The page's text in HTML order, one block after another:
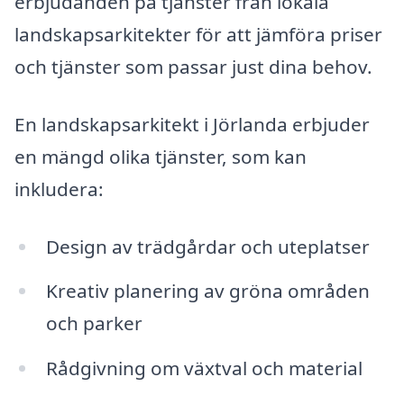
landskapsarkitekter för att jämföra priser
och tjänster som passar just dina behov.
En landskapsarkitekt i Jörlanda erbjuder
en mängd olika tjänster, som kan
inkludera:
Design av trädgårdar och uteplatser
Kreativ planering av gröna områden
och parker
Rådgivning om växtval och material